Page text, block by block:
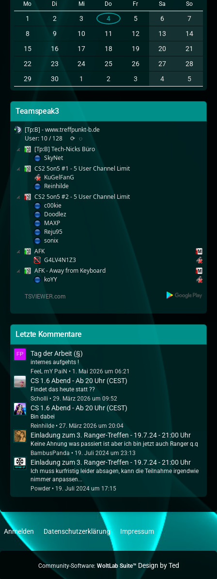
Mo Di Mi Do Fr Sa So
1 2 3 4 5 6
7
8
9 10 11 12 13
14
15
16 17 18 19 20
21
22
23 24 25 26 27
28
29
30 1 2 3 4 5
Teamspeak3
[Tp:B] - www.treffpunkt-b.de
User: 10 / 128
⟳ ◌
[Tp:B] Tech-Nicks Büro
SkyNet
CS2 5on5 #1 - 5 User Channel Limit
KuGelFanG
Reinhilde
CS2 5on5 #2 - 5 User Channel Limit
c00kie
Doodlez
MAXP
Reju95
sonix
AFK
G4LV4N1Z3
AFK - Away from Keyboard
koYY
Letzte Kommentare
Tag der Arbeit (§)
internes aufgehts !
FeeL mY PaiN
1. Mai 2026 um 06:21
CS 1.6 Abend - Ab 20 Uhr (CEST)
Findet das heute statt ??
Scholli
29. März 2026 um 09:52
CS 1.6 Abend - Ab 20 Uhr (CEST)
Bin dabei
Reinhilde
27. März 2026 um 20:04
Einladung zum 3. Ranger-Treffen - 19.7.24 - 21:00 Uhr
Keine Ahnung was passiert ist aber ich bin jetzt auch Ranger q.q
BambusPanda
19. Juli 2024 um 23:13
Einladung zum 3. Ranger-Treffen - 19.7.24 - 21:00 Uhr
Ich muss kurfristig leider absagen, kann die Teilnahme irgendwie
nimmer anpassen...
Powder
19. Juli 2024 um 17:15
Anmelden Datenschutzerklärung Impressum
Community-Software: WoltLab Suite™